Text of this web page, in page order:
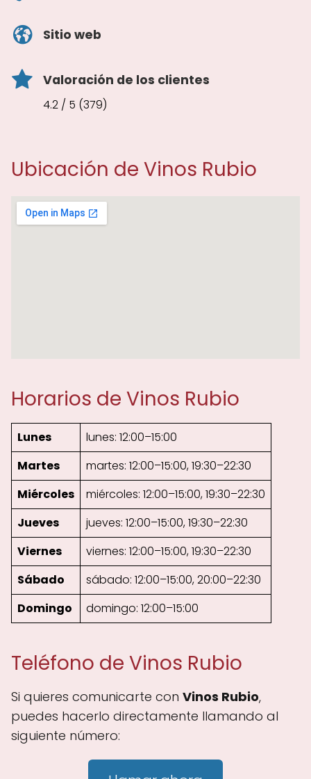
Sitio web
Valoración de los clientes
4.2 / 5 (379)
Ubicación de Vinos Rubio
Horarios de Vinos Rubio
Lunes
lunes: 12:00–15:00
Martes
martes: 12:00–15:00, 19:30–22:30
Miércoles
miércoles: 12:00–15:00, 19:30–22:30
Jueves
jueves: 12:00–15:00, 19:30–22:30
Viernes
viernes: 12:00–15:00, 19:30–22:30
Sábado
sábado: 12:00–15:00, 20:00–22:30
Domingo
domingo: 12:00–15:00
Teléfono de Vinos Rubio
Si quieres comunicarte con Vinos Rubio,
puedes hacerlo directamente llamando al
siguiente número: